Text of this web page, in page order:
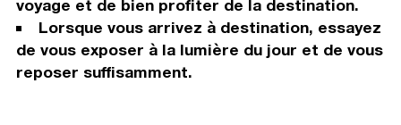
voyage et de bien profiter de la destination.
Lorsque vous arrivez à destination, essayez
de vous exposer à la lumière du jour et de vous
reposer suffisamment.